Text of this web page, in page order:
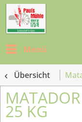
Menü
Übersicht
25 KG